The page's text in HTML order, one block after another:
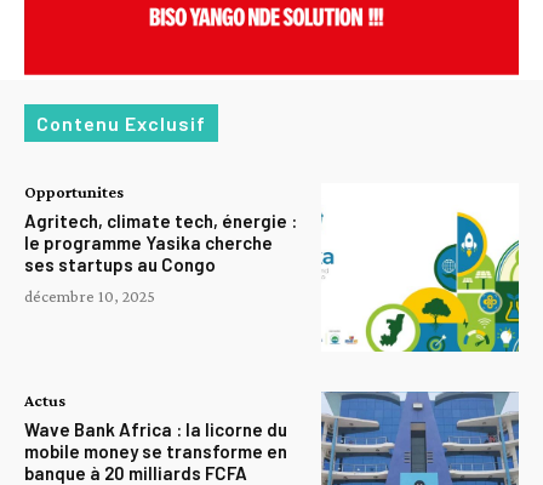
Contenu Exclusif
Opportunites
Agritech, climate tech, énergie :
le programme Yasika cherche
ses startups au Congo
décembre 10, 2025
Actus
Wave Bank Africa : la licorne du
mobile money se transforme en
banque à 20 milliards FCFA